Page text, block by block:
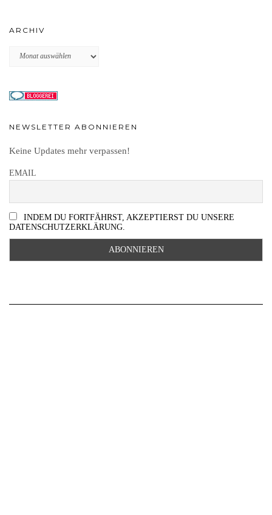
ARCHIV
Archiv
NEWSLETTER ABONNIEREN
Keine Updates mehr verpassen!
EMAIL
INDEM DU FORTFÄHRST, AKZEPTIERST DU UNSERE
DATENSCHUTZERKLÄRUNG.